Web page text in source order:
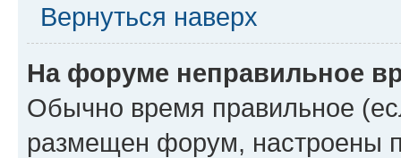
Вернуться наверх
На форуме неправильное
Обычно время правильное
размещен форум, настроены